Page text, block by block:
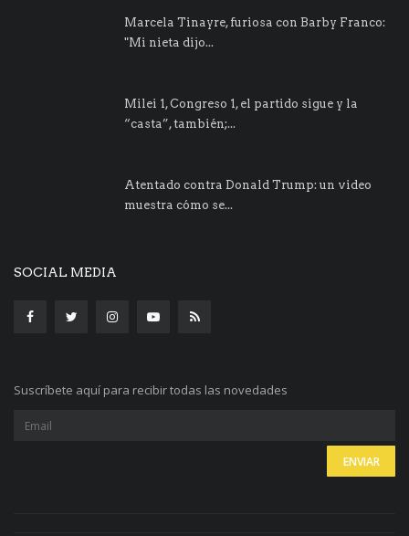
Marcela Tinayre, furiosa con Barby Franco:
"Mi nieta dijo...
Milei 1, Congreso 1, el partido sigue y la
“casta”, también;...
Atentado contra Donald Trump: un video
muestra cómo se...
SOCIAL MEDIA
Suscríbete aquí para recibir todas las novedades